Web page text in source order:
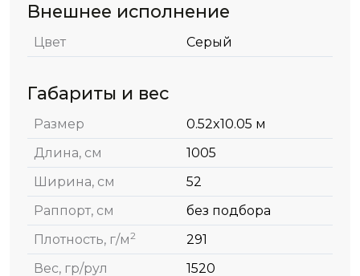
Внешнее исполнение
Цвет Серый
Габариты и вес
Размер
0.52x10.05 м
Длина, см
1005
Ширина, см
52
Раппорт, см
без подбора
Плотность, г/м2
291
Вес, гр/рул
1520